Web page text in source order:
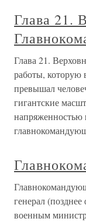
Глава 21.
Глава 21.
работы, которую
превышал
гигантские
напряженностью
генерал
военным